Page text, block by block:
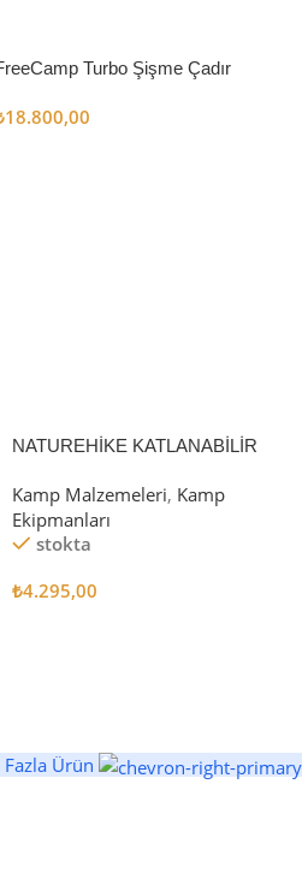
Turbo Şişme Çadır
18.800,00
NATUREHİKE KATLANABİLİR
Kamp Malzemeleri, Kamp
Ekipmanları
stokta
₺4.295,00
Fazla Ürün